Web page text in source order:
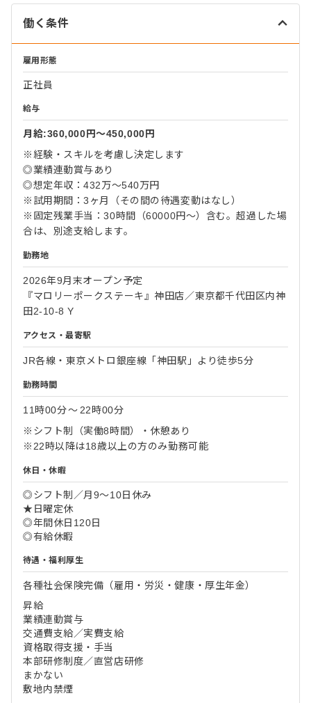
働く条件
雇用形態
正社員
給与
月給:360,000円〜450,000円
※経験・スキルを考慮し決定します
◎業績連動賞与あり
◎想定年収：432万～540万円
※試用期間：3ヶ月（その間の待遇変動はなし）
※固定残業手当：30時間（60000円～）含む。超過した場
合は、別途支給します。
勤務地
2026年9月末オープン予定
『マロリーポークステーキ』神田店／東京都千代田区内神
田2-10-8 Y
アクセス・最寄駅
JR各線・東京メトロ銀座線「神田駅」より徒歩5分
勤務時間
11時00分〜 22時00分
※シフト制（実働8時間）・休憩あり
※22時以降は18歳以上の方のみ勤務可能
休日・休暇
◎シフト制／月9～10日休み
★日曜定休
◎年間休日120日
◎有給休暇
待遇・福利厚生
各種社会保険完備（雇用・労災・健康・厚生年金）
昇給
業績連動賞与
交通費支給／実費支給
資格取得支援・手当
本部研修制度／直営店研修
まかない
敷地内禁煙